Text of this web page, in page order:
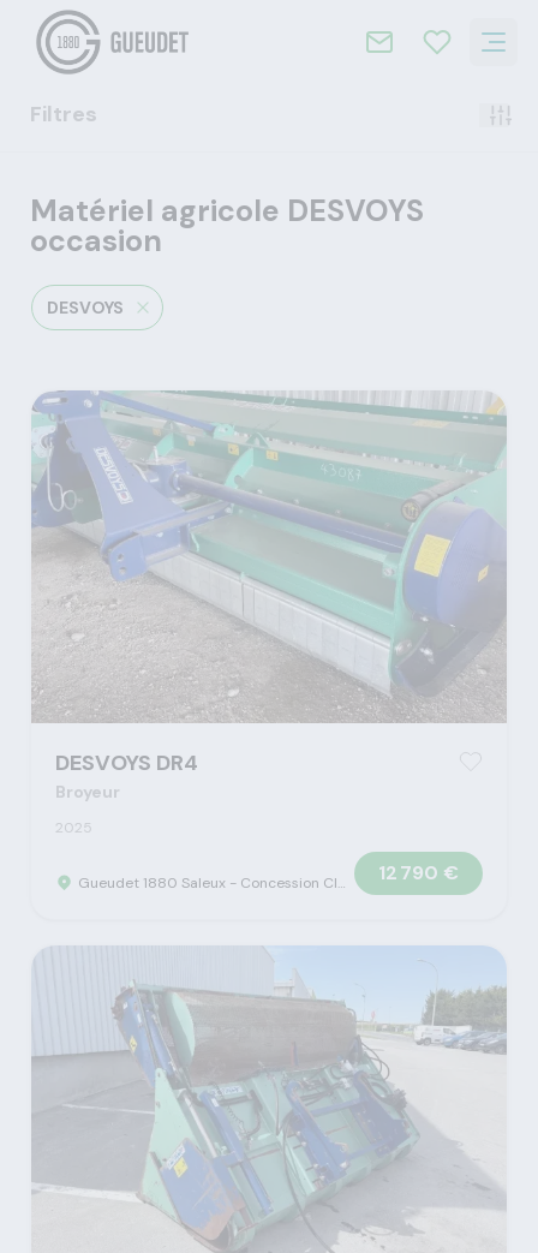
Filtres
Matériel agricole DESVOYS
occasion
DESVOYS
DESVOYS DR4
Broyeur
2025
Gueudet 1880 Saleux - Concession Claas 12 790 €